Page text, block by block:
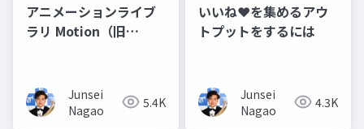
アニメーションライブ
ラリ Motion（旧
ニメーションを実装す
るには
Junsei
Nagao
5.4K
いいね❤️を集めるアウ
トプットをするには
Junsei
Nagao
4.3K